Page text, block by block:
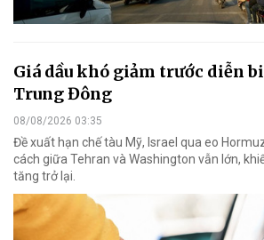
Giá dầu khó giảm trước diễn
Trung Đông
08/08/2026 03:35
Đề xuất hạn chế tàu Mỹ, Israel qua eo
cách giữa Tehran và Washington vẫn lớn,
tăng trở lại.